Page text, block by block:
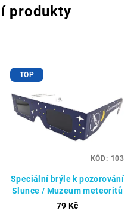
produkty
TOP
Speciální brýle k pozorování
Slunce / Muzeum meteoritů
79 Kč
KÓD: 103